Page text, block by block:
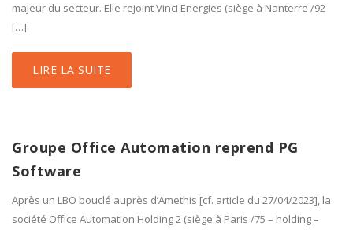
majeur du secteur. Elle rejoint Vinci Energies (siège à Nanterre /92
[…]
LIRE LA SUITE
Groupe Office Automation reprend PG
Software
Après un LBO bouclé auprès d’Amethis [cf. article du 27/04/2023], la
société Office Automation Holding 2 (siège à Paris /75 – holding –